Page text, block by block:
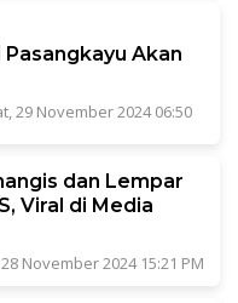
Pasangkayu Akan
29 November 2024 06:50
dan Lempar
Viral di Media
November 2024 15:21 PM